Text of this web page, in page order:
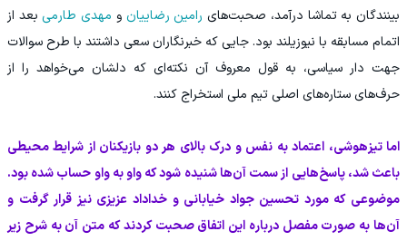
بینندگان به تماشا درآمد، صحبت‌های رامین رضاییان و مهدی طارمی بعد از
اتمام مسابقه با نیوزیلند بود. جایی که خبرنگاران سعی داشتند با طرح سوالات
جهت دار سیاسی، به قول معروف آن نکته‌ای که دلشان می‌خواهد را از
حرف‌های ستاره‌های اصلی تیم ملی استخراج کنند.
اما تیزهوشی، اعتماد به نفس و درک بالای هر دو بازیکنان از شرایط محیطی
باعث شد، پاسخ‌هایی از سمت آن‌ها شنیده شود که واو به واو حساب شده بود.
موضوعی که مورد تحسین جواد خیابانی و خداداد عزیزی نیز قرار گرفت و
آن‌ها به صورت مفصل درباره این اتفاق صحبت کردند که متن آن به شرح زیر